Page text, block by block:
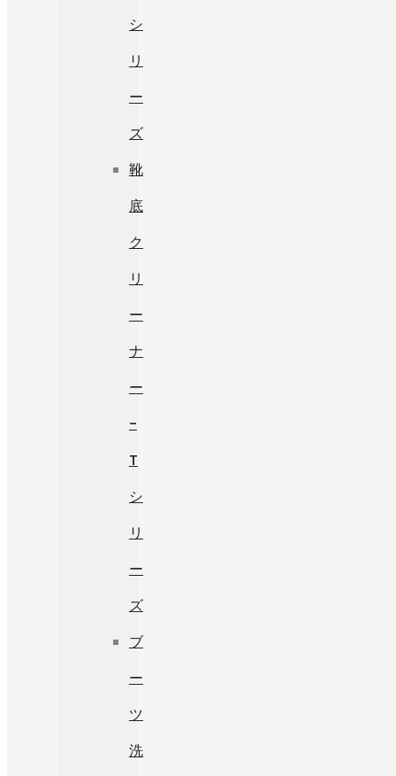
シ
リ
ー
ズ
靴
底
ク
リ
ー
ナ
ー
-
T
シ
リ
ー
ズ
ブ
ー
ツ
洗